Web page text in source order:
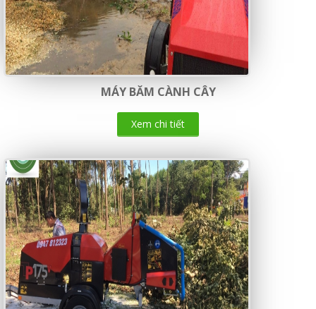
MÁY BĂM CÀNH CÂY
Xem chi tiết